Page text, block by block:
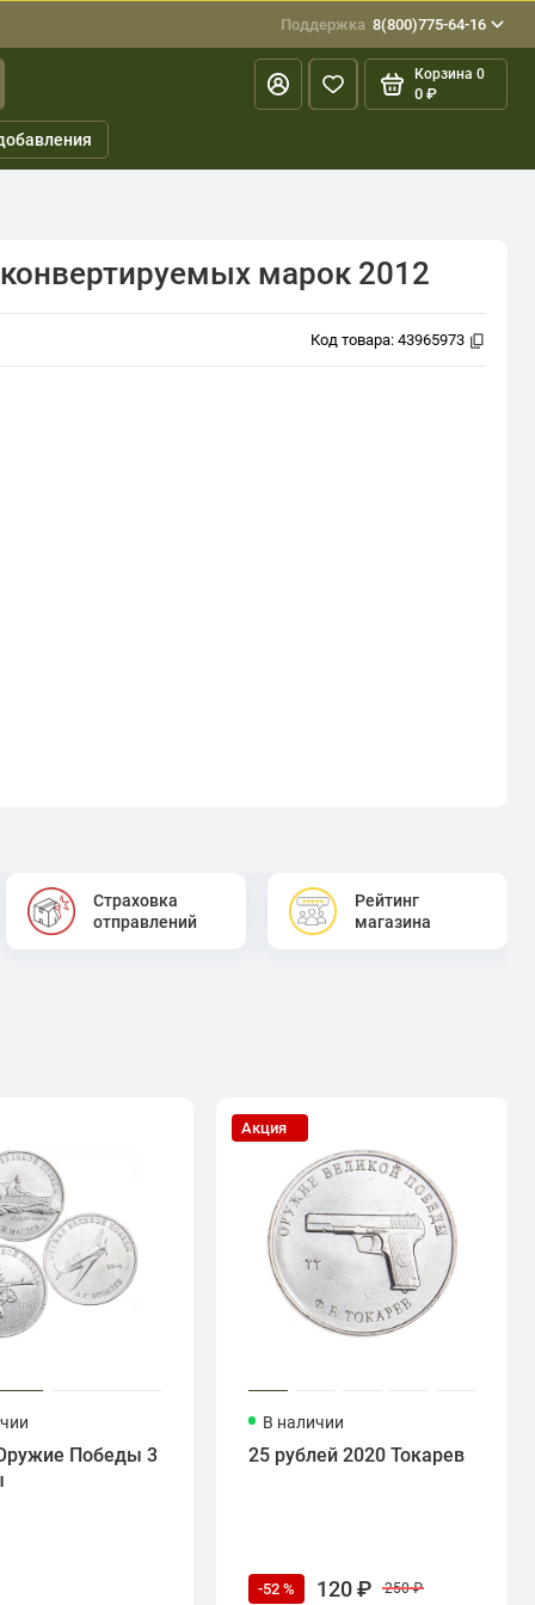
Поддержка 8(800)775-64-16
Корзина 0
0 ₽
марок 2012
Код товара: 43965973
Страховка
отправлений
Рейтинг
магазина
Победы 3
Акция
В наличии
25 рублей 2020 Токарев
-52 % 120 ₽ 250 ₽